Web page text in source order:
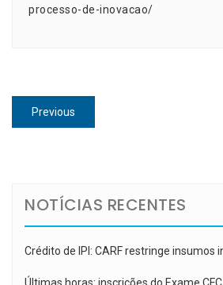
processo-de-inovacao/
Navegação
de
Previous
post:
NOTÍCIAS RECENTES
Crédito de IPI: CARF restringe insumos
Últimas horas: inscrições do Exame